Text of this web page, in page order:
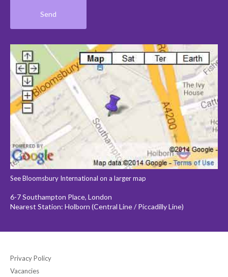
See Bloomsbury International on a larger map
6-7 Southampton Place, London
Nearest Station: Holborn (Central Line / Piccadilly Line)
Privacy Policy
Vacancies